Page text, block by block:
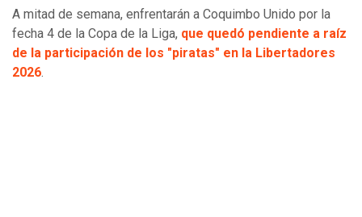
A mitad de semana, enfrentarán a Coquimbo Unido por la
fecha 4 de la Copa de la Liga, que quedó pendiente a raíz
de la participación de los "piratas" en la Libertadores
2026